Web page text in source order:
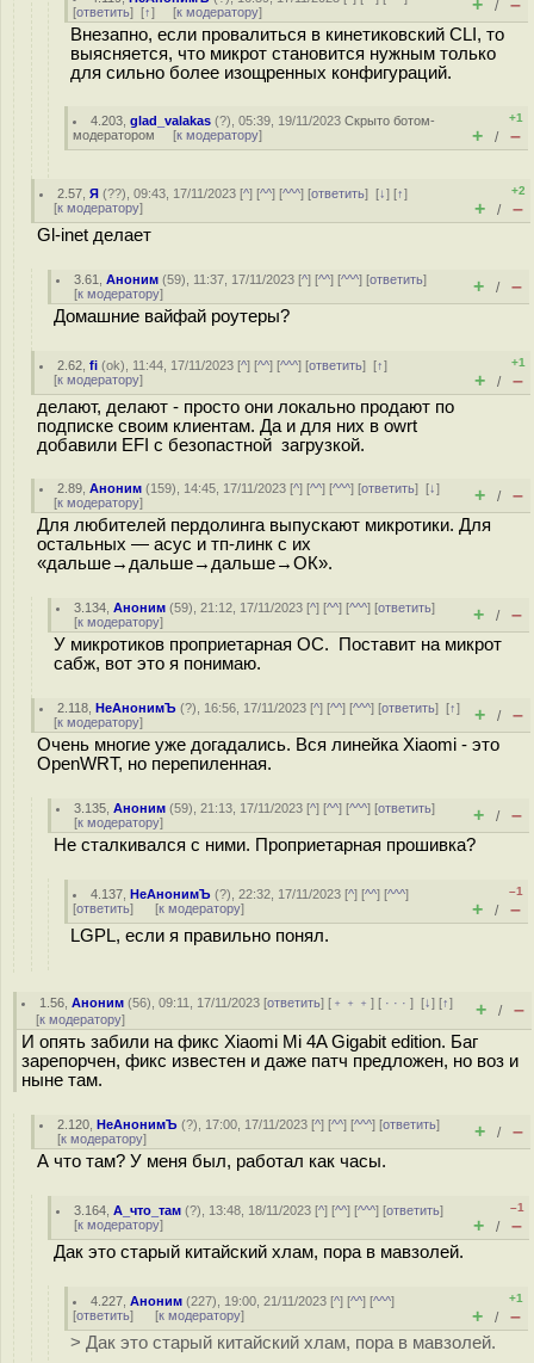
[ответить] [↑] [к модератору] + / –
Внезапно, если провалиться в кинетиковский CLI, то
выясняется, что микрот становится нужным только
для сильно более изощренных конфигураций.
4.203 ,glad_valakas (?), 05:39, 19/11/2023Скрыто ботом-
модератором [к модератору]
+1
+ / –
2.57 ,Я (??), 09:43, 17/11/2023 [^] [^^] [^^^] [ответить][↓] [↑]
[к модератору]
+2
+ / –
Gl-inet делает
3.61 ,Аноним (59), 11:37, 17/11/2023 [^] [^^] [^^^] [ответить]
[к модератору] + / –
Домашние вайфай роутеры?
2.62 ,fi (ok), 11:44, 17/11/2023 [^] [^^] [^^^] [ответить][↑]
[к модератору]
+1
+ / –
делают, делают - просто они локально продают по
подписке своим клиентам. Да и для них в owrt
добавили EFI с безопастной загрузкой.
2.89 ,Аноним (159), 14:45, 17/11/2023 [^] [^^] [^^^] [ответить][↓]
[к модератору] + / –
Для любителей пердолинга выпускают микротики. Для
остальных — асус и тп-линк с их
«дальше→дальше→дальше→ОК».
3.134 ,Аноним (59), 21:12, 17/11/2023 [^] [^^] [^^^] [ответить]
[к модератору] + / –
У микротиков проприетарная ОС. Поставит на микрот
сабж, вот это я понимаю.
2.118 ,НеАнонимЪ (?), 16:56, 17/11/2023 [^] [^^] [^^^] [ответить][↑]
[к модератору] + / –
Очень многие уже догадались. Вся линейка Xiaomi - это
OpenWRT, но перепиленная.
3.135 ,Аноним (59), 21:13, 17/11/2023 [^] [^^] [^^^] [ответить]
[к модератору] + / –
Не сталкивался с ними. Проприетарная прошивка?
4.137 ,НеАнонимЪ (?), 22:32, 17/11/2023 [^] [^^] [^^^]
[ответить] [к модератору]
–1
+ / –
LGPL, если я правильно понял.
1.56 ,Аноним (56), 09:11, 17/11/2023 [ответить] [ ﹢﹢﹢] [ · · ·][↓] [↑]
[к модератору] + / –
И опять забили на фикс Xiaomi Mi 4A Gigabit edition. Баг
зарепорчен, фикс известен и даже патч предложен, но воз и
ныне там.
2.120 ,НеАнонимЪ (?), 17:00, 17/11/2023 [^] [^^] [^^^] [ответить]
[к модератору] + / –
А что там? У меня был, работал как часы.
3.164 ,А_что_там (?), 13:48, 18/11/2023 [^] [^^] [^^^] [ответить]
[к модератору]
–1
+ / –
Дак это старый китайский хлам, пора в мавзолей.
4.227 ,Аноним (227), 19:00, 21/11/2023 [^] [^^] [^^^]
[ответить] [к модератору]
+1
+ / –
> Дак это старый китайский хлам, пора в мавзолей.